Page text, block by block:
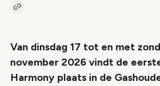
Kopieer link naar event
Van dinsdag 17 tot en met
november 2026 vindt de
Harmony plaats in de